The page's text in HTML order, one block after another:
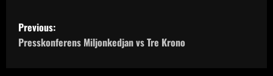
P
o
Previous:
Presskonferens Miljonkedjan vs Tre Krono